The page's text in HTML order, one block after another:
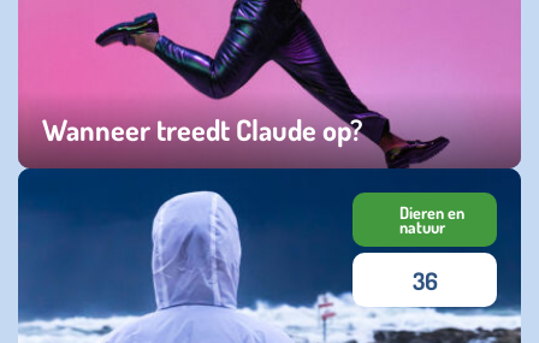
Wanneer treedt Claude op?
dinsdag 29 april 2025
Dieren en
natuur
36